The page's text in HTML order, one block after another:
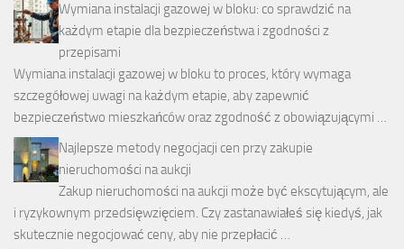
Wymiana instalacji gazowej w bloku: co sprawdzić na
każdym etapie dla bezpieczeństwa i zgodności z
przepisami
Wymiana instalacji gazowej w bloku to proces, który wymaga
szczegółowej uwagi na każdym etapie, aby zapewnić
bezpieczeństwo mieszkańców oraz zgodność z obowiązującymi …
Najlepsze metody negocjacji cen przy zakupie
nieruchomości na aukcji
Zakup nieruchomości na aukcji może być ekscytującym, ale
i ryzykownym przedsięwzięciem. Czy zastanawiałeś się kiedyś, jak
skutecznie negocjować ceny, aby nie przepłacić …